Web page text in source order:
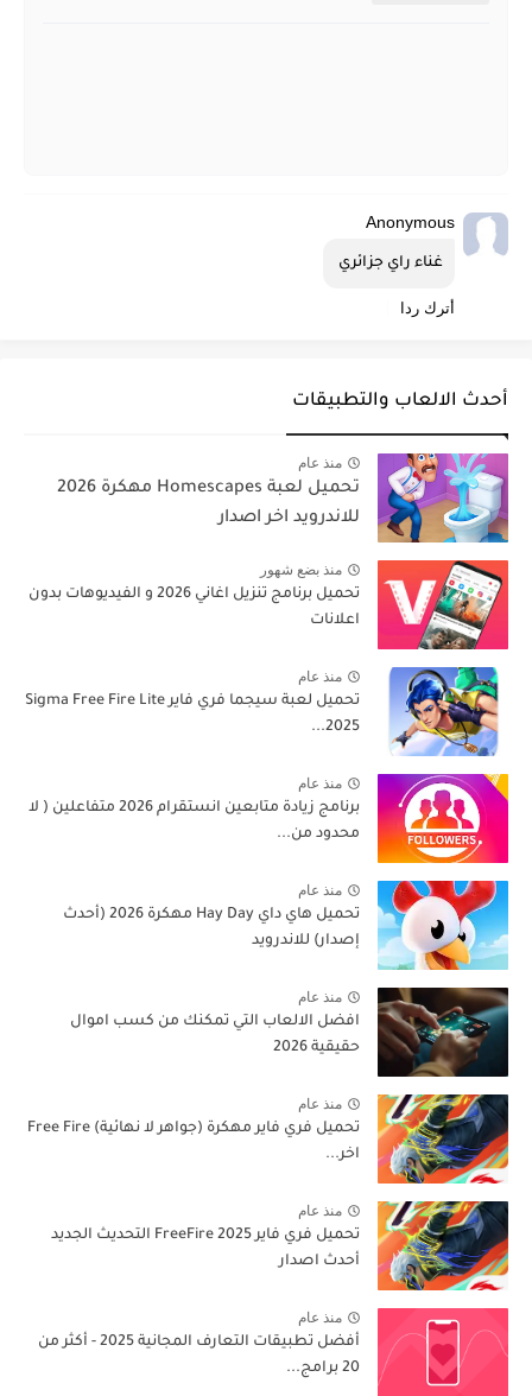
Anonymous
غناء راي جزائري
أترك ردا
أحدث الالعاب والتطبيقات
منذ عام
تحميل لعبة Homescapes مهكرة 2026
للاندرويد اخر اصدار
منذ بضع شهور
تحميل برنامج تنزيل اغاني 2026 و الفيديوهات بدون
اعلانات
منذ عام
تحميل لعبة سيجما فري فاير Sigma Free Fire Lite
2025...
منذ عام
برنامج زيادة متابعين انستقرام 2026 متفاعلين ( لا
محدود من...
منذ عام
تحميل هاي داي Hay Day مهكرة 2026 (أحدث
إصدار) للاندرويد
منذ عام
افضل الالعاب التي تمكنك من كسب اموال
حقيقية 2026
منذ عام
تحميل فري فاير مهكرة (جواهر لا نهائية) Free Fire
اخر...
منذ عام
تحميل فري فاير 2025 FreeFire التحديث الجديد
أحدث اصدار
منذ عام
أفضل تطبيقات التعارف المجانية 2025 - أكثر من
20 برامج...